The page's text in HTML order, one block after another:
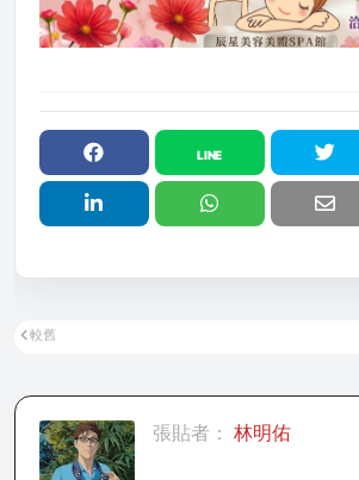
較舊
張貼者： 林明佑